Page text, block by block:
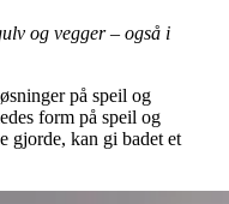
og vegger – også i
på speil og
form på speil og
gjorde, kan gi badet et